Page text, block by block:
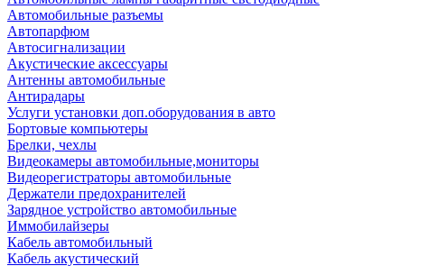
Автомобильные разъемы
Автопарфюм
Автосигнализации
Акустические аксессуары
Антенны автомобильные
Антирадары
Услуги установки доп.оборудования в авто
Бортовые компьютеры
Брелки, чехлы
Видеокамеры автомобильные,мониторы
Видеорегистраторы автомобильные
Держатели предохранителей
Зарядное устройство автомобильные
Иммобилайзеры
Кабель автомобильный
Кабель акустический